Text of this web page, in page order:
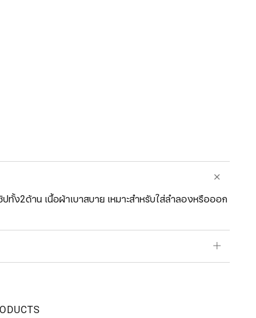
ทั้ง2ด้าน เนื้อผ้าเบาสบาย เหมาะสำหรับใส่ลำลองหรือออก